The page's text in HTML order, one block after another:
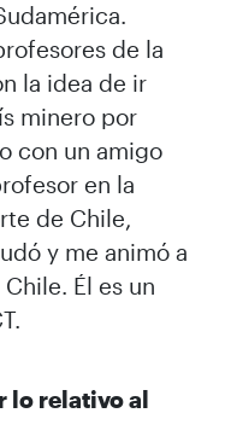
de la
la idea de ir
minero por
con un amigo
en la
de Chile,
y me animó a
Él es un
lo relativo al